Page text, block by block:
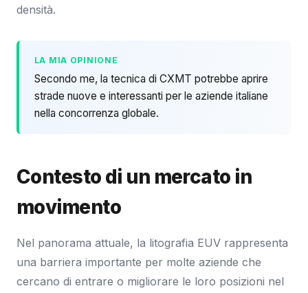
densità.
LA MIA OPINIONE
Secondo me, la tecnica di CXMT potrebbe aprire
strade nuove e interessanti per le aziende italiane
nella concorrenza globale.
Contesto di un mercato in
movimento
Nel panorama attuale, la litografia EUV rappresenta
una barriera importante per molte aziende che
cercano di entrare o migliorare le loro posizioni nel